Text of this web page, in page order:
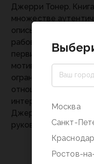
Джерри Тонер.
множестве
описывает все
рабовладения:
первичное обучение
мотивации, включая
ограничение в еде;
отношений. Книга
интересна тем, кто
Джерри Тонер,
руководитель
Москва
Санкт-
Краснодар
Ростов-